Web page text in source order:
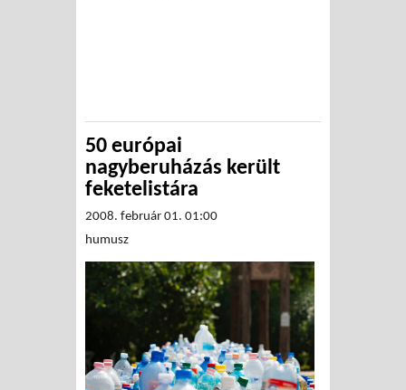
50 európai
nagyberuházás került
feketelistára
2008. február 01. 01:00
humusz